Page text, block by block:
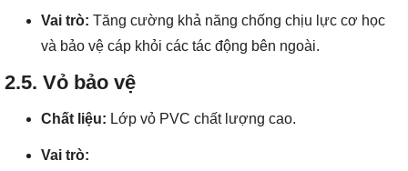
Vai trò: Tăng cường khả năng chống chịu lực cơ học
và bảo vệ cáp khỏi các tác động bên ngoài.
2.5. Vỏ bảo vệ
Chất liệu: Lớp vỏ PVC chất lượng cao.
Vai trò: